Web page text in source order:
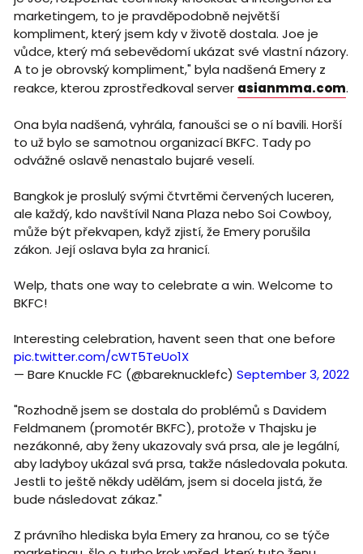
marketingem, to je pravděpodobně největší
kompliment, který jsem kdy v životě dostala. Joe je
vůdce, který má sebevědomí ukázat své vlastní názory.
A to je obrovský kompliment," byla nadšená Emery z
reakce, kterou zprostředkoval server asianmma.com.
Ona byla nadšená, vyhrála, fanoušci se o ní bavili. Horší
to už bylo se samotnou organizací BKFC. Tady po
odvážné oslavě nenastalo bujaré veselí.
Bangkok je proslulý svými čtvrtěmi červených luceren,
ale každý, kdo navštívil Nana Plaza nebo Soi Cowboy,
může být překvapen, když zjistí, že Emery porušila
zákon. Její oslava byla za hranicí.
Welp, thats one way to celebrate a win. Welcome to
BKFC!
Interesting celebration, havent seen that one before
pic.twitter.com/cWT5TeUo1X
— Bare Knuckle FC (@bareknucklefc) September 3, 2022
"Rozhodně jsem se dostala do problémů s Davidem
Feldmanem (promotér BKFC), protože v Thajsku je
nezákonné, aby ženy ukazovaly svá prsa, ale je legální,
aby ladyboy ukázal svá prsa, takže následovala pokuta.
Jestli to ještě někdy udělám, jsem si docela jistá, že
bude následovat zákaz."
Z právního hlediska byla Emery za hranou, co se týče